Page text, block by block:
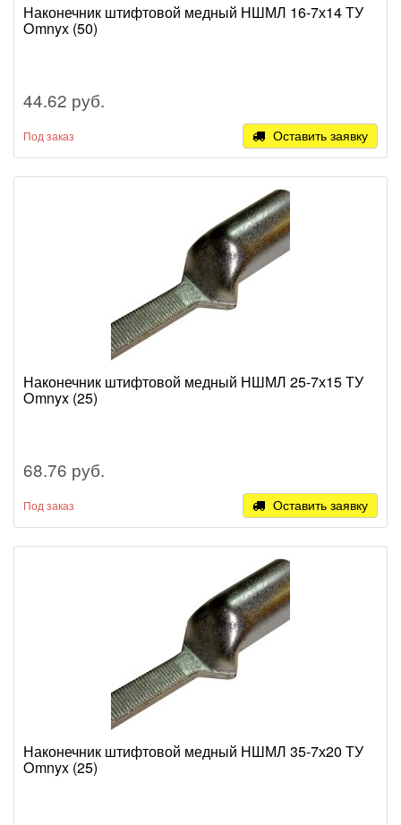
Наконечник штифтовой медный НШМЛ 16-7х14 ТУ
Omnyx (50)
44.62 руб.
Под заказ Оставить заявку
Наконечник штифтовой медный НШМЛ 25-7х15 ТУ
Omnyx (25)
68.76 руб.
Под заказ Оставить заявку
Наконечник штифтовой медный НШМЛ 35-7х20 ТУ
Omnyx (25)